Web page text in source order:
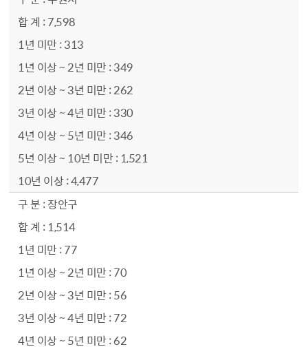
7,598
313
349
262
330
346
1,521
4,477
장안구
1,514
77
70
56
72
62